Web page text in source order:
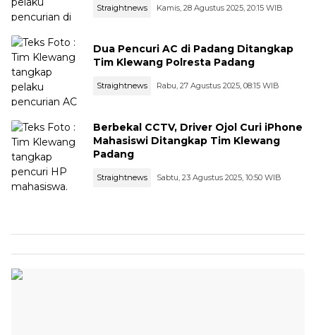
Straightnews Kamis, 28 Agustus 2025, 20:15 WIB
Dua Pencuri AC di Padang Ditangkap
Tim Klewang Polresta Padang
Straightnews Rabu, 27 Agustus 2025, 08:15 WIB
Berbekal CCTV, Driver Ojol Curi iPhone
Mahasiswi Ditangkap Tim Klewang
Padang
Straightnews Sabtu, 23 Agustus 2025, 10:50 WIB